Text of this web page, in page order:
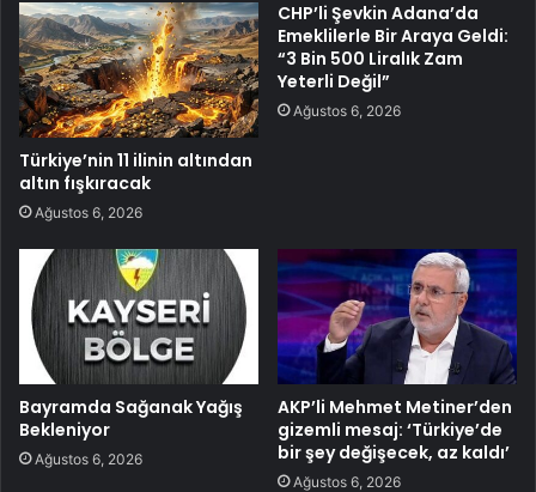
Türkiye’nin 11 ilinin altından
altın fışkıracak
Ağustos 6, 2026
CHP’li Şevkin Adana’da
Emeklilerle Bir Araya Geldi:
“3 Bin 500 Liralık Zam
Yeterli Değil”
Ağustos 6, 2026
Bayramda Sağanak Yağış
Bekleniyor
Ağustos 6, 2026
AKP’li Mehmet Metiner’den
gizemli mesaj: ‘Türkiye’de
bir şey değişecek, az kaldı’
Ağustos 6, 2026